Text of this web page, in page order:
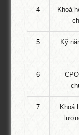
Danh sách khoá
KHÓA HỌC
Khóa Học Giám
Khóa học Giám
4
Khoá
5
Kỹ
6
7
Khoá